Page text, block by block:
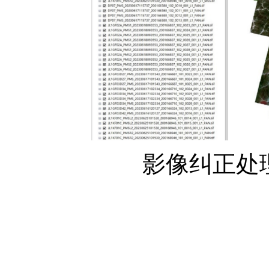
影像纠正处